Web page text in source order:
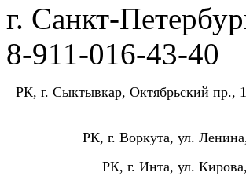
г. Санкт-
8-911-016-43-40
РК, г. Сыктывкар, Октябрьский пр.,
РК, г. Воркута, ул.
РК, г. Инта, ул.